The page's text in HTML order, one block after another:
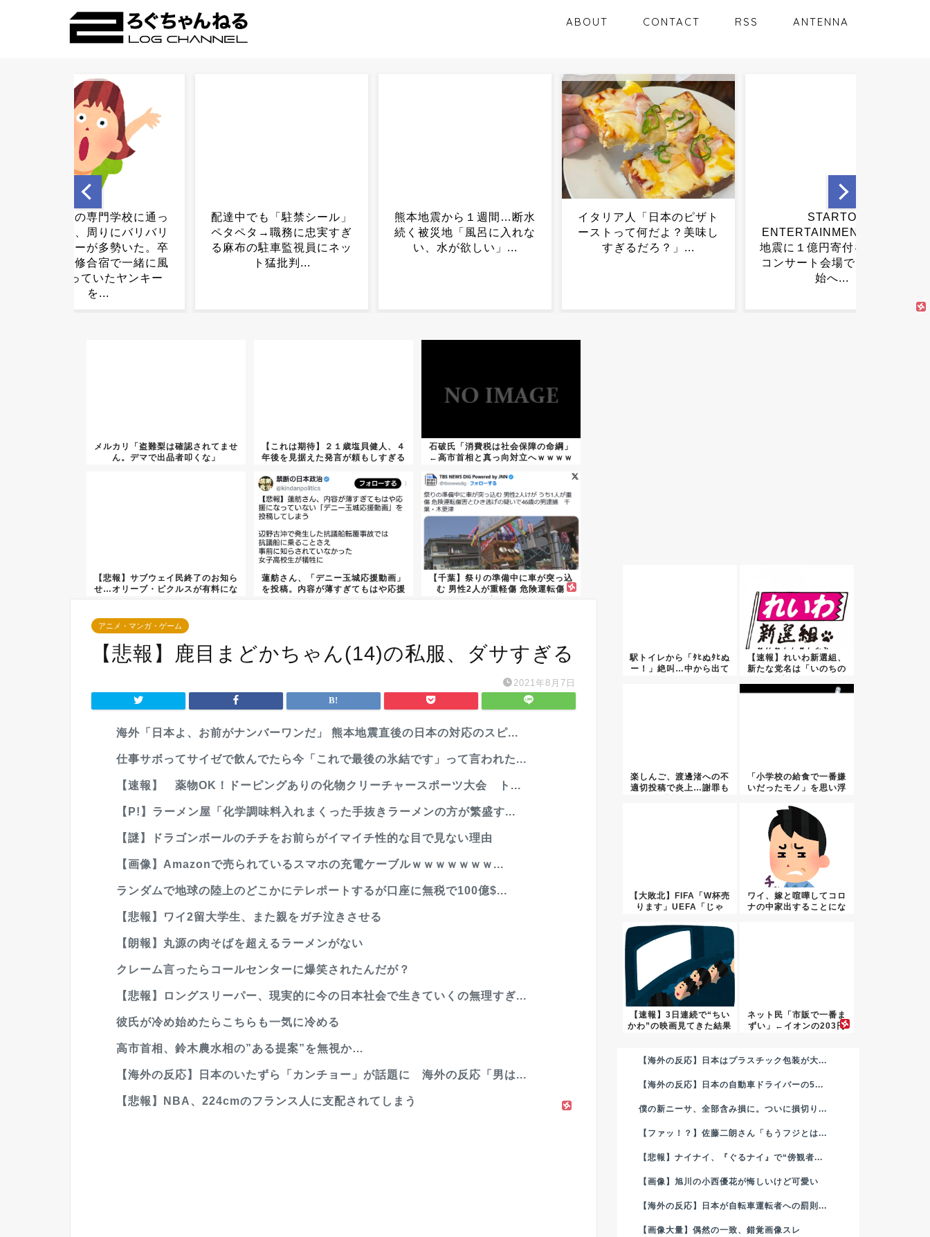
ABOUT CONTACT RSS ANTENNA
熊本地震から１週間…断水
続く被災地「風呂に入れな
い、水が欲しい」...
イタリア人「日本のピザト
ーストって何だよ？美味し
すぎるだろ？」...
STARTO
ENTERTAINMENT、熊本
地震に１億円寄付を発表 →
【速報】れいわ新選組、新
たな党名は「いのちの
党」 略称は「いのち」...
配達中でも「駐禁シール」
ペタペタ→職務に忠実すぎ
る麻布の駐車監視員にネッ
ト猛批判...
メルカリ「盗難梨は確認されてませ
ん。デマで出品者叩くな」
【これは期待】２１歳塩貝健人、４
年後を見据えた発言が頼もしすぎる
石破氏「消費税は社会保障の命綱」
←高市首相と真っ向対立へｗｗｗｗ
【悲報】サブウェイ民終了のお知ら
せ…オリーブ・ピクルスが有料にな
蓮舫さん、「デニー玉城応援動画」
を投稿。内容が薄すぎてもはや応援
【千葉】祭りの準備中に車が突っ込
む 男性2人が重軽傷 危険運転傷
アニメ・マンガ・ゲーム
【悲報】鹿目まどかちゃん(14)の私服、ダサすぎる
2021年8月7日
海外「日本よ、お前がナンバーワンだ」 熊本地震直後の日本の対応のスピ...
仕事サボってサイゼで飲んでたら今「これで最後の氷結です」って言われた...
【速報】 薬物OK！ドーピングありの化物クリーチャースポーツ大会 ト...
【P!】ラーメン屋「化学調味料入れまくった手抜きラーメンの方が繁盛す...
【謎】ドラゴンボールのチチをお前らがイマイチ性的な目で見ない理由
【画像】Amazonで売られているスマホの充電ケーブルｗｗｗｗｗｗｗ...
ランダムで地球の陸上のどこかにテレポートするが口座に無税で100億$...
【悲報】ワイ2留大学生、また親をガチ泣きさせる
【朗報】丸源の肉そばを超えるラーメンがない
クレーム言ったらコールセンターに爆笑されたんだが？
【悲報】ロングスリーパー、現実的に今の日本社会で生きていくの無理すぎ...
彼氏が冷め始めたらこちらも一気に冷める
高市首相、鈴木農水相の”ある提案”を無視か…
【海外の反応】日本のいたずら「カンチョー」が話題に 海外の反応「男は...
【悲報】NBA、224cmのフランス人に支配されてしまう
駅トイレから「ﾀﾋぬﾀﾋぬ
ー！」絶叫…中から出て
【速報】れいわ新選組、
新たな党名は「いのちの
楽しんご、渡邊渚への不
適切投稿で炎上…謝罪も
「小学校の給食で一番嫌
いだったモノ」を思い浮
【大敗北】FIFA「W杯売
ります」UEFA「じゃ
ワイ、嫁と喧嘩してコロ
ナの中家出することにな
【速報】3日連続で“ちい
かわ”の映画見てきた結果
ネット民「市販で一番ま
ずい」←イオンの203円
【海外の反応】日本はプラスチック包装が大...
【海外の反応】日本の自動車ドライバーの5...
僕の新ニーサ、全部含み損に。ついに損切り...
【ファッ！？】佐藤二朗さん「もうフジとは...
【悲報】ナイナイ、『ぐるナイ』で“傍観者...
【画像】旭川の小西優花が悔しいけど可愛い
【海外の反応】日本が自転車運転者への罰則...
【画像大量】偶然の一致、錯覚画像スレ